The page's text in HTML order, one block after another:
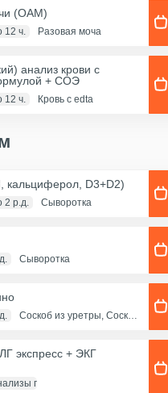
(ОАМ)
12 ч. Разовая моча
анализ крови с
+ COЭ
12 ч. Кровь с edta
кальциферол, D3+D2)
2 р.д. Сыворотка
Сыворотка
Соскоб из уретры, Соскоб
канал+влагалище),
экспресс + ЭКГ
по крови - 1 д., экг и флг - 1 час